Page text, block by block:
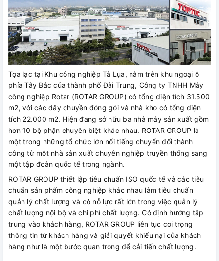
Tọa lạc tại Khu công nghiệp Tà Lụa, nằm trên khu ngoại ô
phía Tây Bắc của thành phố Đài Trung, Công ty TNHH Máy
công nghiệp Rotar (ROTAR GROUP) có tổng diện tích 31.500
m2, với các dây chuyền đóng gói và nhà kho có tổng diện
tích 22.000 m2. Hiện đang sở hữu ba nhà máy sản xuất gồm
hơn 10 bộ phận chuyên biệt khác nhau. ROTAR GROUP là
một trong những tổ chức lớn nổi tiếng chuyển đổi thành
công từ một nhà sản xuất chuyên nghiệp truyền thống sang
một tập đoàn quốc tế trong ngành.
ROTAR GROUP thiết lập tiêu chuẩn ISO quốc tế và các tiêu
chuẩn sản phẩm công nghiệp khác nhau làm tiêu chuẩn
quản lý chất lượng và có nỗ lực rất lớn trong việc quản lý
chất lượng nội bộ và chi phí chất lượng. Có định hướng tập
trung vào khách hàng, ROTAR GROUP liên tục coi trọng
thông tin từ khách hàng và giải quyết khiếu nại của khách
hàng như là một bước quan trọng để cải tiến chất lượng.